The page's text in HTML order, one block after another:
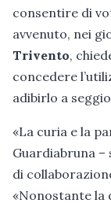
consentire di
avvenuto, nei
Trivento,
concedere
adibirlo a
«La curia e la
Guardiabruna
di
«Nonostante la